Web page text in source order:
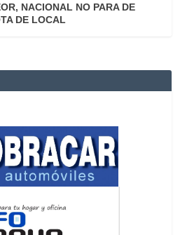
NACIONAL NO PARA DE
DE LOCAL